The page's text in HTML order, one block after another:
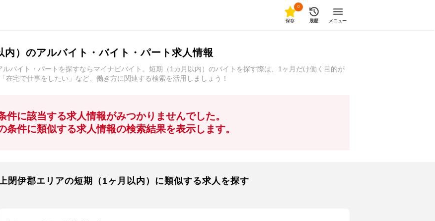
0
保存 履歴 メニュー
）のアルバイト・バイト・パート求人情報
ルバイト・パートを探すならマイナビバイト。短期（1カ月以内）のバイトを探す際は、1ヶ月だけ働く目的が
宅で仕事をしたい」など、働き方に関連する検索を活用しましょう！
件に該当する求人情報がみつかりませんでした。
条件に類似する求人情報の検索結果を表示します。
閉伊郡エリアの短期（1ヶ月以内）に類似する求人を探す